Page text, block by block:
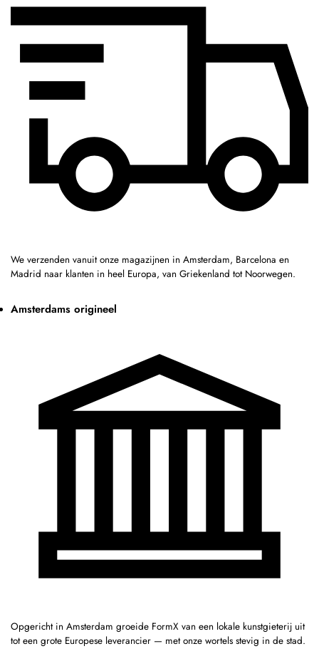
We verzenden vanuit onze magazijnen in Amsterdam, Barcelona en
Madrid naar klanten in heel Europa, van Griekenland tot Noorwegen.
Amsterdams origineel
Opgericht in Amsterdam groeide FormX van een lokale kunstgieterij uit
tot een grote Europese leverancier — met onze wortels stevig in de stad.